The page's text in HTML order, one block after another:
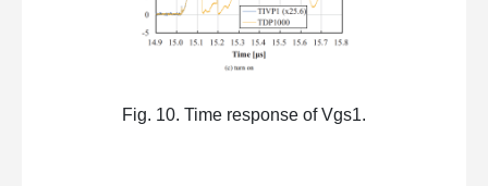
Fig. 10. Time response of Vgs1.